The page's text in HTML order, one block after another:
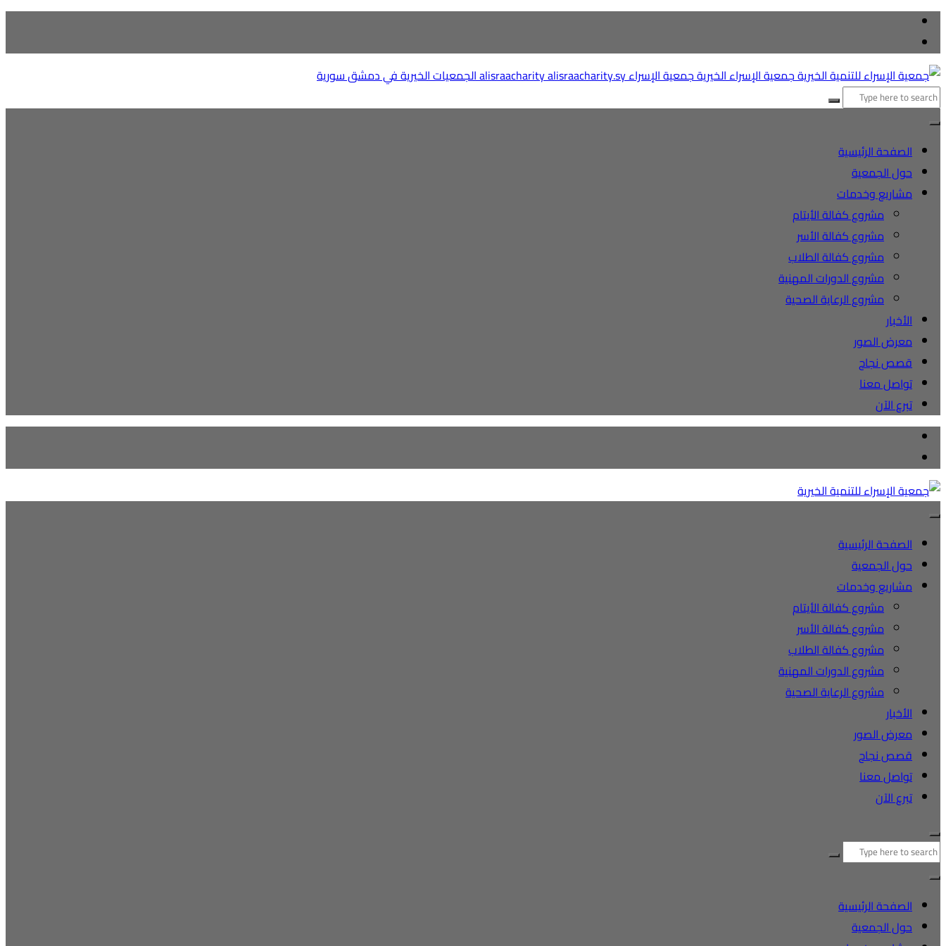
التجاوز
المحتوى
البحث
عن:
الصفحة الرئيسية
حول الجمعية
مشاريع وخدمات
مشروع كفالة الأيتام
مشروع كفالة الأسر
مشروع كفالة الطلاب
مشروع الدورات المهنية
مشروع الرعاية الصحية
الأخبار
معرض الصور
قصص نجاح
تواصل معنا
تبرع الآن
الصفحة الرئيسية
حول الجمعية
مشاريع وخدمات
مشروع كفالة الأيتام
مشروع كفالة الأسر
مشروع كفالة الطلاب
مشروع الدورات المهنية
مشروع الرعاية الصحية
الأخبار
معرض الصور
قصص نجاح
تواصل معنا
تبرع الآن
البحث
عن:
الصفحة الرئيسية
حول الجمعية